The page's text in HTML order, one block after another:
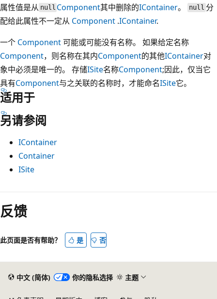
属性值是从 null Component其中删除的IContainer。 null 分
配给此属性不一定从 Component .IContainer.
一个 Component可能或可能没有名称。 如果给定名称
Component，则名称在其内Component的其他IContainer对
象中必须是唯一的。 存储ISite名称Component;因此，仅当它
具有Component与之关联的名称时，才能命名ISite它。
适用于
另请参阅
IContainer
Container
ISite
阅
读
模
已
反馈
此页面是否有帮助？ 是 否
中文 (简体) 你的隐私选择 主题